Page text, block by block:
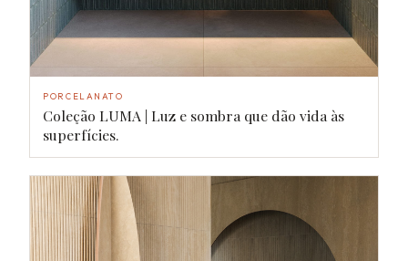
PORCELANATO
Coleção LUMA | Luz e sombra que dão vida às
superfícies.